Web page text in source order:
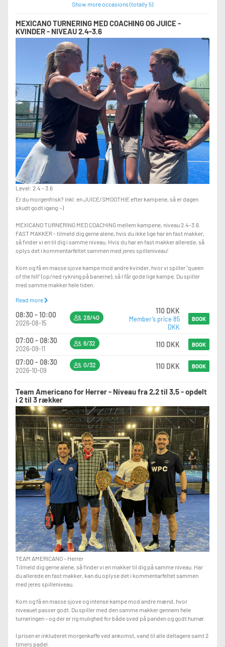
Show more occasions (totally 5)
MEXICANO TURNERING MED COACHING OG JUICE -
KVINDER - NIVEAU 2.4-3.6
Level: 2.4 - 3.6
Er du morgenfrisk? Inkl. en JUICE/SMOOTHIE efter kampene, så er dagen
skudt godt igang:-)
MEXICANO TURNERING MED COACHING mellem kampene, niveau 2.4-3.6.
FAST MAKKER - tilmeld dig gerne alene, hvis du ikke lige har en fast makker,
så finder vi en til dig i samme niveau. Hvis du har en fast makker allerede, så
oplys det i kommentarfeltet sammen med jeres spilleniveau!
Kom og få en masse sjove kampe mod andre kvinder, hvor vi spiller "queen
of the hill" (op/ned rykning på banerne), så I får gode lige kampe. Du spiller
med samme makker hele tiden.
Efter spillet uddeles dejlige præmier, både til de stærkeste og de stærkeste
af den lave halvdel, så der er noget at kæmpe for.
Husk - smil og go' baneenergi:-)
Vi ses:-)
Ved sen afmelding, husk at kontakte os på mail: kvinder@pakhus77.dk
Read more
08:30 - 10:00
2026-08-15
28/40
110 DKK
Member’s price 85
DKK
BOOK
07:00 - 08:30
2026-09-11
6/32 110 DKK BOOK
07:00 - 08:30
2026-10-09
0/32 110 DKK BOOK
Team Americano for Herrer - Niveau fra 2,2 til 3,5 - opdelt
i 2 til 3 rækker
TEAM AMERICANO – Herrer
Tilmeld dig gerne alene, så finder vi en makker til dig på samme niveau. Har
du allerede en fast makker, kan du oplyse det i kommentarfeltet sammen
med jeres spilleniveau.
Kom og få en masse sjove og intense kampe mod andre mænd, hvor
niveauet passer godt. Du spiller med den samme makker gennem hele
turneringen – og der er rig mulighed for både sved på panden og godt humør.
I prisen er inkluderet morgenkaffe ved ankomst, vand til alle deltagere samt 2
timers padel.